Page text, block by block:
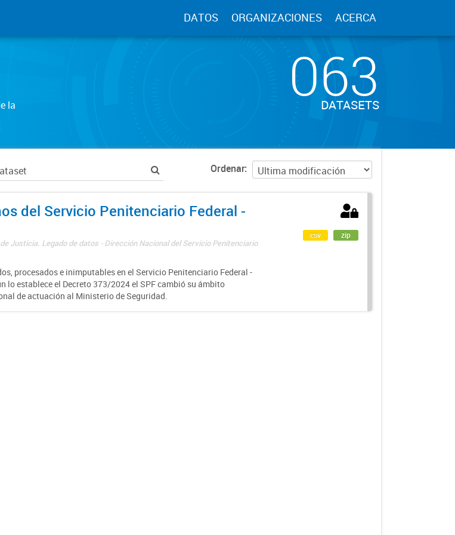
DATOS ORGANIZACIONES ACERCA
la
063
DATASETS
Ordenar
del Servicio Penitenciario Federal -
Justicia. Legado de datos - Dirección Nacional del Servicio Penitenciario
procesados e inimputables en el Servicio Penitenciario Federal -
lo establece el Decreto 373/2024 el SPF cambió su ámbito
de actuación al Ministerio de Seguridad.
csv zip